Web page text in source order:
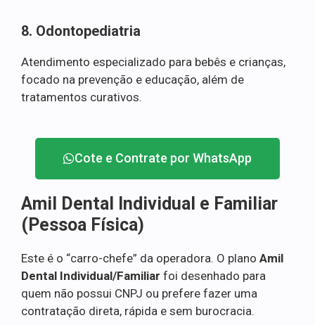
8. Odontopediatria
Atendimento especializado para bebês e crianças,
focado na prevenção e educação, além de
tratamentos curativos.
Cote e Contrate por WhatsApp
Amil Dental Individual e Familiar
(Pessoa Física)
Este é o “carro-chefe” da operadora. O plano Amil
Dental Individual/Familiar foi desenhado para
quem não possui CNPJ ou prefere fazer uma
contratação direta, rápida e sem burocracia.